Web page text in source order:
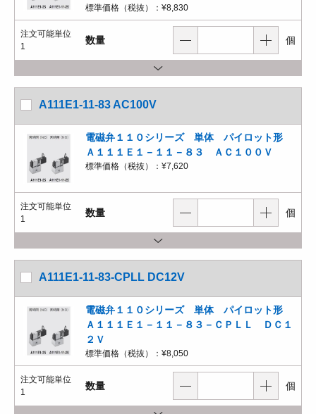
標準価格（税抜）： ¥8,830
注文可能単位
1
数量 個
A111E1-11-83 AC100V
電磁弁１１０シリーズ 単体 パイロット形
Ａ１１１Ｅ１－１１－８３ ＡＣ１００Ｖ
標準価格（税抜）： ¥7,620
注文可能単位
1
数量 個
A111E1-11-83-CPLL DC12V
電磁弁１１０シリーズ 単体 パイロット形
Ａ１１１Ｅ１－１１－８３－ＣＰＬＬ ＤＣ１
２Ｖ
標準価格（税抜）： ¥8,050
注文可能単位
1
数量 個